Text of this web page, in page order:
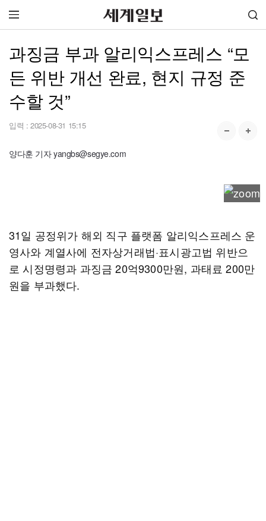
과징금 부과 알리익스프레스 “모
든 위반 개선 완료, 현지 규정 준
수할 것”
입력 : 2025-08-31 15:15
양다훈 기자 yangbs@segye.com
31일 공정위가 해외 직구 플랫폼 알리익스프레스 운
영사와 계열사에 전자상거래법·표시광고법 위반으
로 시정명령과 과징금 20억9300만원, 과태료 200만
원을 부과했다.